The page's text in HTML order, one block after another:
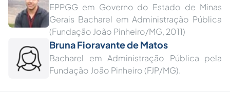
EPPGG em Governo do Estado de Minas
Gerais Bacharel em Administração Pública
(Fundação João Pinheiro/MG, 2011)
Bruna Fioravante de Matos
Bacharel em Administração Pública pela
Fundação João Pinheiro (FJP/MG).